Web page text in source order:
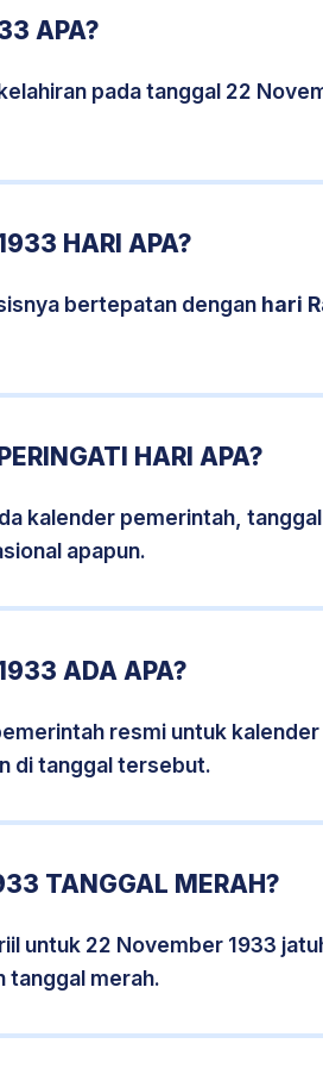
APA?
pada tanggal 22
HARI APA?
bertepatan dengan hari
HARI APA?
kalender pemerintah,
apapun.
ADA APA?
resmi untuk
di tanggal tersebut.
TANGGAL MERAH?
untuk 22 November 1933
tanggal merah.